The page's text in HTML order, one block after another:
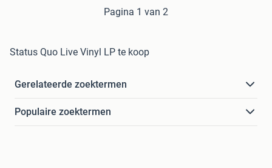
Pagina 1 van 2
Status Quo Live Vinyl LP te koop
Gerelateerde zoektermen
Populaire zoektermen